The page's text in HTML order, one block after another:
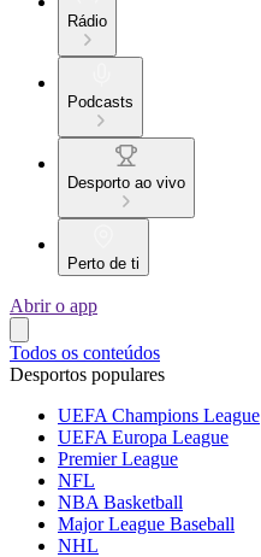
Rádio
Podcasts
Desporto ao vivo
Perto de ti
Abrir o app
Todos os conteúdos
Desportos populares
UEFA Champions League
UEFA Europa League
Premier League
NFL
NBA Basketball
Major League Baseball
NHL